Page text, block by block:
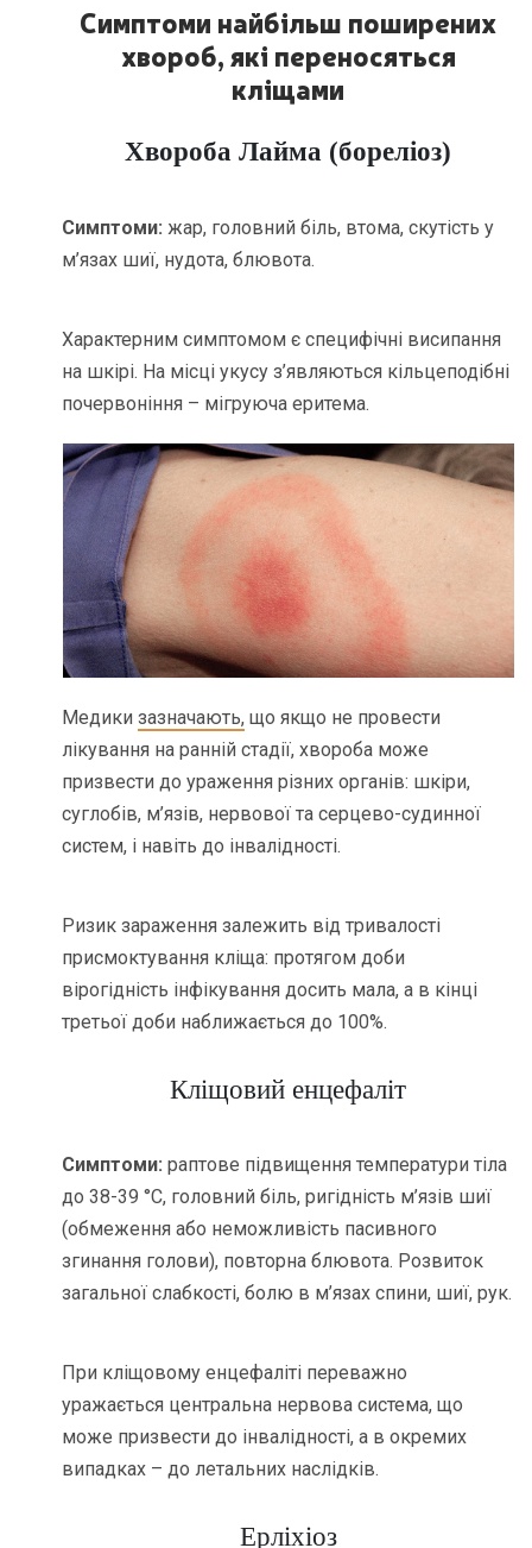
Симптоми найбільш поширених
хвороб, які переносяться
кліщами
Хвороба Лайма (бореліоз)
Симптоми: жар, головний біль, втома, скутість у
м’язах шиї, нудота, блювота.
Характерним симптомом є специфічні висипання
на шкірі. На місці укусу з’являються кільцеподібні
почервоніння – мігруюча еритема.
Медикизазначають, що якщо не провести
лікування на ранній стадії, хвороба може
призвести до ураження різних органів: шкіри,
суглобів, м’язів, нервової та серцево-судинної
систем, і навіть до інвалідності.
Ризик зараження залежить від тривалості
присмоктування кліща: протягом доби
вірогідність інфікування досить мала, а в кінці
третьої доби наближається до 100%.
Кліщовий енцефаліт
Симптоми: раптове підвищення температури тіла
до 38-39 °C, головний біль, ригідність м’язів шиї
(обмеження або неможливість пасивного
згинання голови), повторна блювота. Розвиток
загальної слабкості, болю в м’язах спини, шиї, рук.
При кліщовому енцефаліті переважно
уражається центральна нервова система, що
може призвести до інвалідності, а в окремих
випадках – до летальних наслідків.
Ерліхіоз